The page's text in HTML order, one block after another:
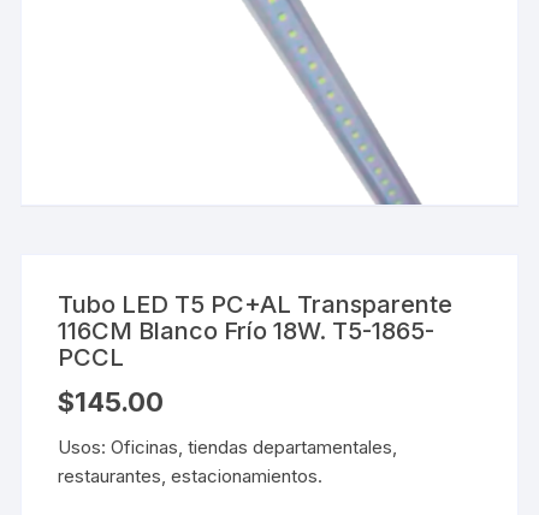
Tubo LED T5 PC+AL Transparente
116CM Blanco Frío 18W. T5-1865-
PCCL
$145.00
Usos: Oficinas, tiendas departamentales,
restaurantes, estacionamientos.